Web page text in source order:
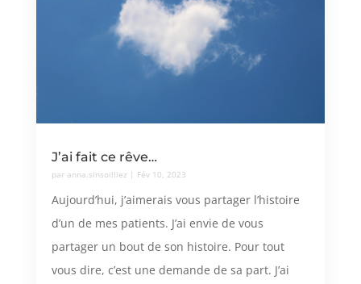
J’ai fait ce rêve…
par anna.sinsoilliez | Fév 10, 2023
Aujourd’hui, j’aimerais vous partager l’histoire
d’un de mes patients. J’ai envie de vous
partager un bout de son histoire. Pour tout
vous dire, c’est une demande de sa part. J’ai